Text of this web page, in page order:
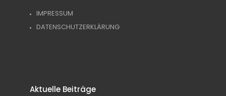
IMPRESSUM
DATENSCHUTZERKLÄRUNG
Aktuelle Beiträge